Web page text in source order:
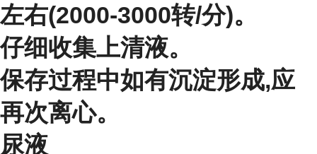
左右(2000-3000转/分)。
仔细收集上清液。
保存过程中如有沉淀形成,应
再次离心。
尿液